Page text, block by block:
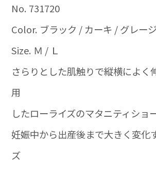
No. 731720
Color. ブラック / カーキ / グレー
Size. Ｍ / Ｌ
さらりとした肌触りで縦横によく
用
したローライズのマタニティショ
妊娠中から出産後まで大きく変化
ズ